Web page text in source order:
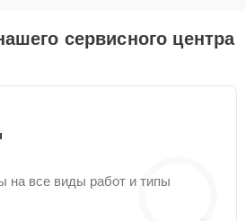
сервисного центра
на все виды работ и типы